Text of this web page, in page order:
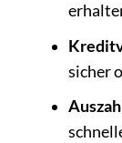
sicher